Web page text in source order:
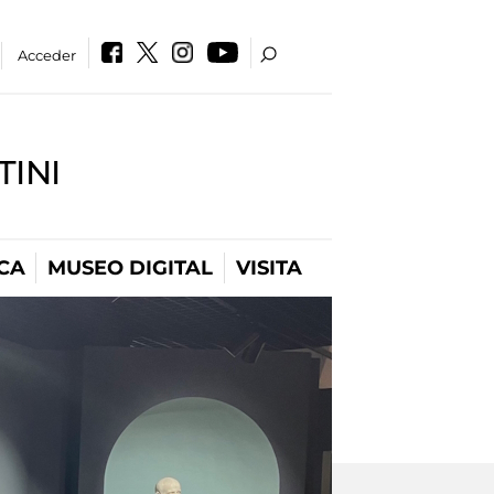
Acceder
MUSEO DIGITAL VISITA